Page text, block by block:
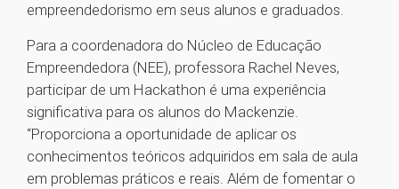
empreendedorismo em seus alunos e graduados.
Para a coordenadora do Núcleo de Educação
Empreendedora (NEE), professora Rachel Neves,
participar de um Hackathon é uma experiência
significativa para os alunos do Mackenzie.
“Proporciona a oportunidade de aplicar os
conhecimentos teóricos adquiridos em sala de aula
em problemas práticos e reais. Além de fomentar o